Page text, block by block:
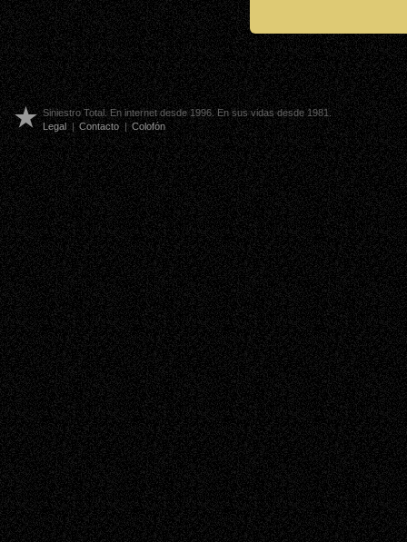
Siniestro Total. En internet desde 1996. En sus vidas desde 1981.
Legal | Contacto | Colofón